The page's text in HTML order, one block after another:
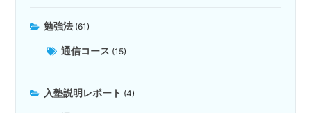
勉強法 (61)
通信コース (15)
入塾説明レポート (4)